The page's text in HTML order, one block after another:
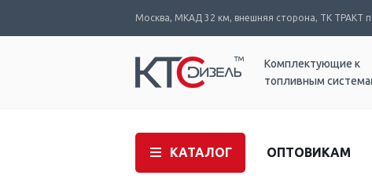
Москва, МКАД 32 км, внешняя сторона, ТК ТРАКТ
Комплектующие к
топливным
КАТАЛОГ ОПТОВИКАМ